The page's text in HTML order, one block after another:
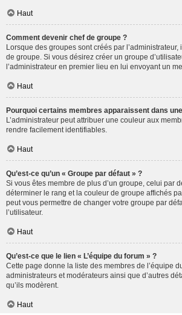
Haut
Comment devenir chef de groupe ?
Lorsque des groupes sont créés par
de groupe. Si vous désirez créer un groupe
l’administrateur en premier lieu en lui envoyant un
Haut
Pourquoi certains membres apparaissent dans
L’administrateur peut attribuer une couleur aux
rendre facilement identifiables.
Haut
Qu’est-ce qu’un « Groupe par défaut » ?
Si vous êtes membre de plus d’un groupe, celui par
déterminer le rang et la couleur de groupe affichés
peut vous permettre de changer votre groupe par
l’utilisateur.
Haut
Qu’est-ce que le lien « L’équipe du forum » ?
Cette page donne la liste des membres de l’équipe
administrateurs et modérateurs ainsi que d’autres
qu’ils modèrent.
Haut